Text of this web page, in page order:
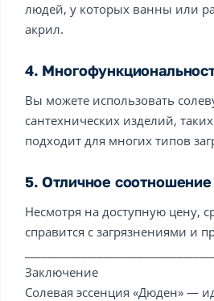
людей, у которых ванны или
акрил.
4.
Вы можете использовать
сантехнических изделий,
подходит для многих типов
5. Отличное
Несмотря на доступную цену,
справится с загрязнениями и
Заключение
Солевая эссенция «Дюден» —